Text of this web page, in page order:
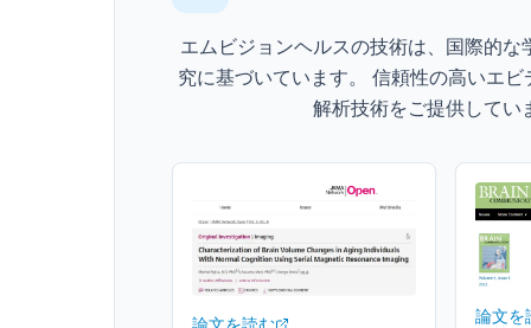
エムビジョンヘルスの技術は、国際的な
究に基づいています。 信頼性の高いエ
解析技術をご提供してい
論文を読む 論文を